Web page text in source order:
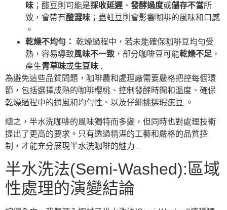
味 ；酸豆則可能是採收延遲 、 發酵過度或儲存不當所
致，會帶有酸澀味 ；蟲蛀豆則會影響咖啡的風味和口感
。
乾燥不均勻： 乾燥過程中，若未能確保咖啡豆均勻受
熱，容易導致風味不一致 ，部分咖啡豆可能乾燥不足 ，
產生青草味或生豆味 .
為避免這些品質問題，咖啡農和處理廠需要嚴格把控每個環
節，包括選擇成熟的咖啡櫻桃、控制發酵時間和溫度、確保
乾燥過程中的通風和均勻性、以及仔細挑選瑕疵豆 。
總之，半水洗咖啡的風味獨特而多變，但同時也對處理技術
提出了更高的要求。只有透過精湛的工藝和嚴格的品質控
制，才能充分展現半水洗咖啡的魅力 .
半水洗法(Semi-Washed):區域
性處理的演變結論